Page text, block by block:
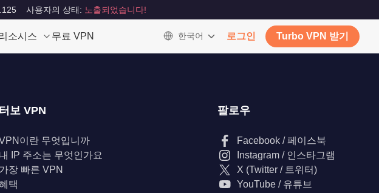
사용자의 상태: 노출되었습니다!
소시스 무료 VPN 한국어 로그인 Turbo VPN 받기
터보 VPN
이란 무엇입니까
내 IP 주소는 무엇인가요
가장 빠른 VPN
택
팔로우
Facebook / 페이스북
Instagram / 인스타그램
X (Twitter / 트위터)
YouTube / 유튜브